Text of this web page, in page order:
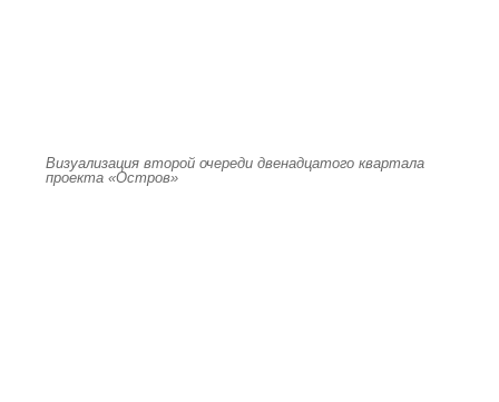
Визуализация второй очереди двенадцатого квартала
проекта «Остров»